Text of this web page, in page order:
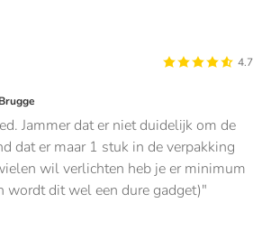
4.7
Jammer dat er niet duidelijk om de
dat er maar 1 stuk in de verpakking
wil verlichten heb je er minimum
wordt dit wel een dure gadget)